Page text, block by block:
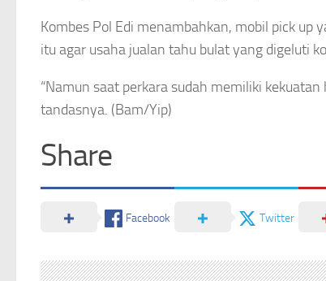
Kombes Pol Edi menambahkan, mobil pick up
itu agar usaha jualan tahu bulat yang digeluti
“Namun saat perkara sudah memiliki
tandasnya. (Bam/Yip)
Share
Facebook Twitter